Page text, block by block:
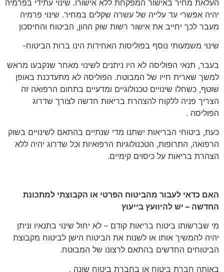
העלאת מחיר באישור המפקחת ללא אישורו. שינוי עתידי בפרמיה
יהיה אפשרי עד עלייה של עשרה שקלים במחיר. שינוי פרמיה
מעבר לכך יחייב את אישור רשות שוק ההון, הביטוח והחיסכון
שינוי משמעותי נוסף בפוליסות האחידות הינו ברות הביטוח-
בעבר, תנאי הפוליסה לא היו ניתנים לשינוי מאחר שנקבעו מראש
למשך שארית חייו של המבוטח. הפוליסה לא מתעדכנת באופן
שוטף, כשחלו שינויים טכנולוגיים ומדעיים בתחום הרפואה זה
הצריך פניה ללקוח להצהרת בריאות חדשה לצורך שדרוג
הפוליסה .
כעת, ביטוחי הבריאות ישתנו מדי שנתיים בהתאם לשינויים בשוק
הרפואה, התרופות, הטכנולוגיות הרפואיות וכל שדרוג יהיה ללא
הצהרת בריאות על כיסוים קימיים.
האם כדאי לעבור מהביטוח הפרטי או הקבוצתי למתכונת
החדשה – יש להיוועץ בייעוץ
מי שברשותו ביטוח בריאות קודם – לא יחול שינוי בתנאיו וניתן
יהיה להמשיך אותו או לשנות את הביטוח הישן לביטוח מקבוצת
הביטוחים החדשים בהתאם לרצונו של המבוטח.
באותה חברת ביטוח או בחברת ביטוח שונה .